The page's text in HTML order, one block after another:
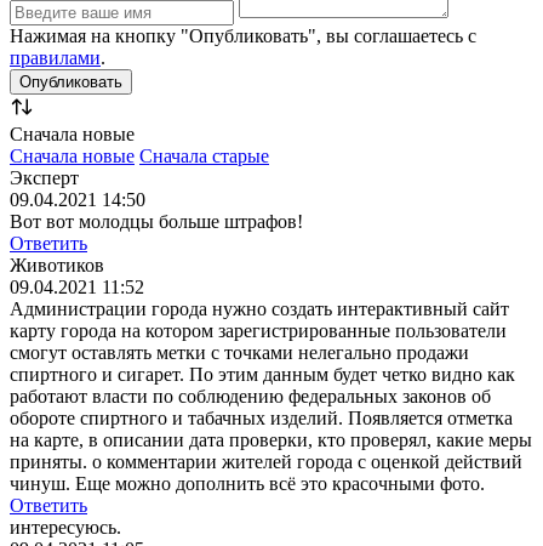
Нажимая на кнопку "Опубликовать", вы соглашаетесь с
правилами.
Сначала новые
Сначала новые Сначала старые
Эксперт
09.04.2021 14:50
Вот вот молодцы больше штрафов!
Ответить
Животиков
09.04.2021 11:52
Администрации города нужно создать интерактивный сайт
карту города на котором зарегистрированные пользователи
смогут оставлять метки с точками нелегально продажи
спиртного и сигарет. По этим данным будет четко видно как
работают власти по соблюдению федеральных законов об
обороте спиртного и табачных изделий. Появляется отметка
на карте, в описании дата проверки, кто проверял, какие меры
приняты. о комментарии жителей города с оценкой действий
чинуш. Еще можно дополнить всё это красочными фото.
Ответить
интересуюсь.